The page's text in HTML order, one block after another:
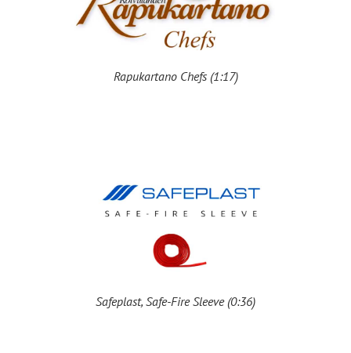
Rapukartano Chefs (1:17)
Safeplast, Safe-Fire Sleeve (0:36)